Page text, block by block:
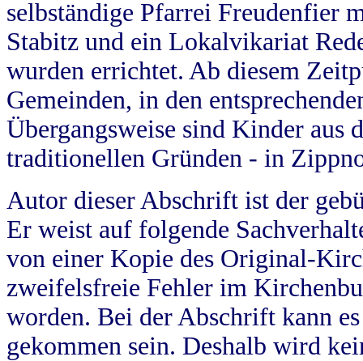
selbständige Pfarrei Freudenfier
Stabitz und ein Lokalvikariat
wurden errichtet. Ab diesem
Gemeinden, in den
Übergangsweise sind Kinder aus
traditionellen Gründen - in
Autor dieser Abschrift ist der
Er weist auf folgende
von einer Kopie des Original-
zweifelsfreie Fehler im
worden. Bei der Abschrift kann
gekommen sein. Deshalb wird